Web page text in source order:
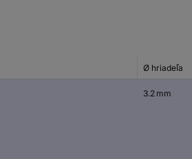
Ø hriadeľa
3.2 mm